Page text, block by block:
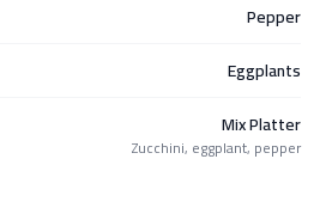
Pepper
Eggplants
Mix Platter
Zucchini, eggplant, pepper